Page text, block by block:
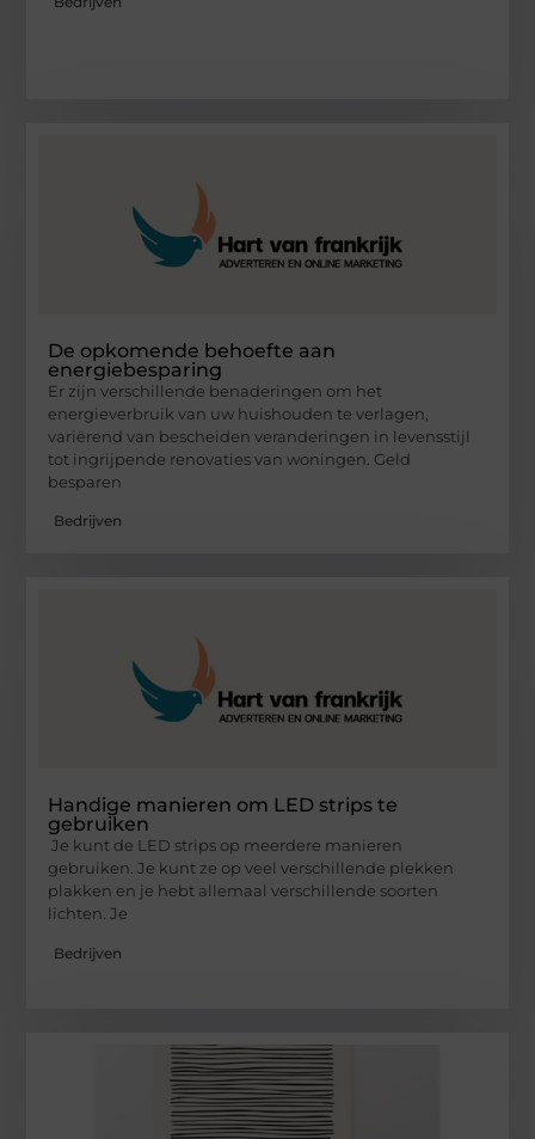
De opkomende behoefte aan
energiebesparing
Er zijn verschillende benaderingen om het
energieverbruik van uw huishouden te verlagen,
variërend van bescheiden veranderingen in levensstijl
tot ingrijpende renovaties van woningen. Geld
besparen
Bedrijven
Handige manieren om LED strips te
gebruiken
Je kunt de LED strips op meerdere manieren
gebruiken. Je kunt ze op veel verschillende plekken
plakken en je hebt allemaal verschillende soorten
lichten. Je
Bedrijven